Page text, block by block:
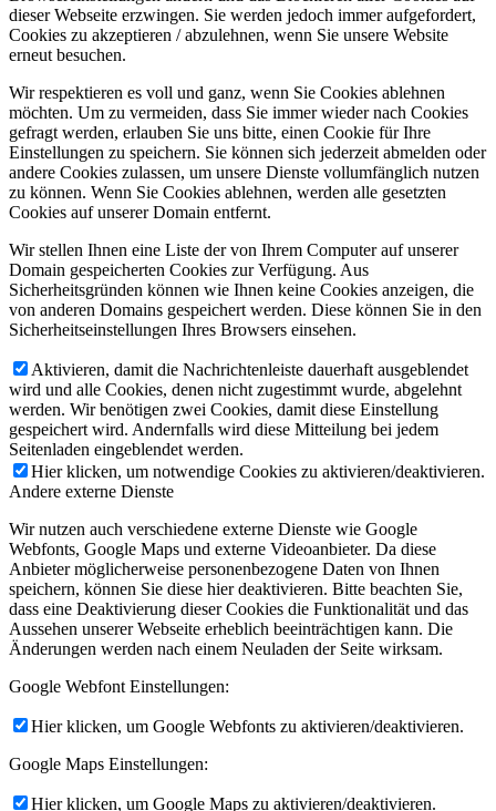
dieser Webseite erzwingen. Sie werden jedoch immer aufgefordert,
Cookies zu akzeptieren / abzulehnen, wenn Sie unsere Website
erneut besuchen.
Wir respektieren es voll und ganz, wenn Sie Cookies ablehnen
möchten. Um zu vermeiden, dass Sie immer wieder nach Cookies
gefragt werden, erlauben Sie uns bitte, einen Cookie für Ihre
Einstellungen zu speichern. Sie können sich jederzeit abmelden oder
andere Cookies zulassen, um unsere Dienste vollumfänglich nutzen
zu können. Wenn Sie Cookies ablehnen, werden alle gesetzten
Cookies auf unserer Domain entfernt.
Wir stellen Ihnen eine Liste der von Ihrem Computer auf unserer
Domain gespeicherten Cookies zur Verfügung. Aus
Sicherheitsgründen können wie Ihnen keine Cookies anzeigen, die
von anderen Domains gespeichert werden. Diese können Sie in den
Sicherheitseinstellungen Ihres Browsers einsehen.
Aktivieren, damit die Nachrichtenleiste dauerhaft ausgeblendet
wird und alle Cookies, denen nicht zugestimmt wurde, abgelehnt
werden. Wir benötigen zwei Cookies, damit diese Einstellung
gespeichert wird. Andernfalls wird diese Mitteilung bei jedem
Seitenladen eingeblendet werden.
Hier klicken, um notwendige Cookies zu aktivieren/deaktivieren.
Andere externe Dienste
Wir nutzen auch verschiedene externe Dienste wie Google
Webfonts, Google Maps und externe Videoanbieter. Da diese
Anbieter möglicherweise personenbezogene Daten von Ihnen
speichern, können Sie diese hier deaktivieren. Bitte beachten Sie,
dass eine Deaktivierung dieser Cookies die Funktionalität und das
Aussehen unserer Webseite erheblich beeinträchtigen kann. Die
Änderungen werden nach einem Neuladen der Seite wirksam.
Google Webfont Einstellungen:
Hier klicken, um Google Webfonts zu aktivieren/deaktivieren.
Google Maps Einstellungen:
Hier klicken, um Google Maps zu aktivieren/deaktivieren.